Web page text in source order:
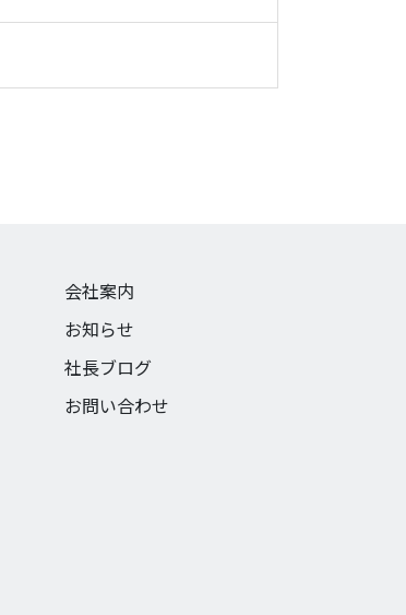
会社案内
お知らせ
社長ブログ
お問い合わせ